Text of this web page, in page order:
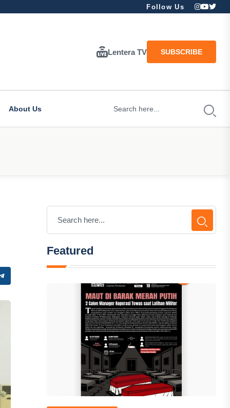
Follow Us
Lentera TV SUBSCRIBE
About Us
Featured